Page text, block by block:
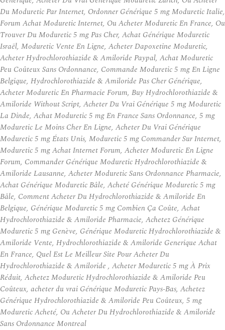
Du Moduretic Par Internet, Ordonner Générique 5 mg Moduretic Italie,
Forum Achat Moduretic Internet, Ou Acheter Moduretic En France, Ou
Trouver Du Moduretic 5 mg Pas Cher, Achat Générique Moduretic
Israël, Moduretic Vente En Ligne, Acheter Dapoxetine Moduretic,
Acheter Hydrochlorothiazide & Amiloride Paypal, Achat Moduretic
Peu Coûteux Sans Ordonnance, Commande Moduretic 5 mg En Ligne
Belgique, Hydrochlorothiazide & Amiloride Pas Cher Générique,
Acheter Moduretic En Pharmacie Forum, Buy Hydrochlorothiazide &
Amiloride Without Script, Acheter Du Vrai Générique 5 mg Moduretic
La Dinde, Achat Moduretic 5 mg En France Sans Ordonnance, 5 mg
Moduretic Le Moins Cher En Ligne, Acheter Du Vrai Générique
Moduretic 5 mg États Unis, Moduretic 5 mg Commander Sur Internet,
Moduretic 5 mg Achat Internet Forum, Acheter Moduretic En Ligne
Forum, Commander Générique Moduretic Hydrochlorothiazide &
Amiloride Lausanne, Acheter Moduretic Sans Ordonnance Pharmacie,
Achat Générique Moduretic Bâle, Acheté Générique Moduretic 5 mg
Bâle, Comment Acheter Du Hydrochlorothiazide & Amiloride En
Belgique, Générique Moduretic 5 mg Combien Ça Coûte, Achat
Hydrochlorothiazide & Amiloride Pharmacie, Achetez Générique
Moduretic 5 mg Genève, Générique Moduretic Hydrochlorothiazide &
Amiloride Vente, Hydrochlorothiazide & Amiloride Generique Achat
En France, Quel Est Le Meilleur Site Pour Acheter Du
Hydrochlorothiazide & Amiloride , Acheter Moduretic 5 mg À Prix
Réduit, Achetez Moduretic Hydrochlorothiazide & Amiloride Peu
Coûteux, acheter du vrai Générique Moduretic Pays-Bas, Achetez
Générique Hydrochlorothiazide & Amiloride Peu Coûteux, 5 mg
Moduretic Acheté, Ou Acheter Du Hydrochlorothiazide & Amiloride
Sans Ordonnance Montreal